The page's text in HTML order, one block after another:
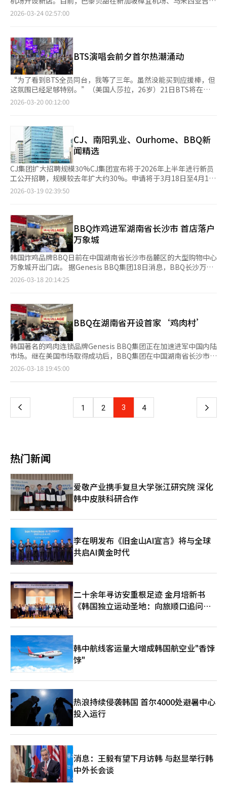
验。“送鸡肉接力”是自2022年以来BBQ的主要社会公益项目，
利用配备鸡肉烹饪设施的食品卡车“BB-Car”，直接送鸡肉给有
过此次活动向默默奉献的社会工作者和儿童传达支持的心意，并将
继续与社区共同开展公益活动。※ 本报道经人工智能（AI）系统翻
译与编辑。
（AI）系统翻译与编辑。
有望减少货运量流失到中国港口。业内认为，全球航运公司参与码
头运营是提升港口竞争力的重要因素。东远集团表示，通过与ONE
心的地位。 BBQ在成本和供应不稳定中加强‘家庭保护’Genesis
BBQ集团在成本上涨和供应不稳定的情况下，召开同行委员会以加
强与加盟商的合作。BBQ与加盟商讨论了应对餐饮业不确定性的策
略，特别是禽流感导致的肉鸡价格上涨和供应不稳定问题。公司计
划承担部分价格上涨成本以确保供应稳定。BBQ还分享了中东风险
导致的国际油价上涨可能带来的成本增加，并强调将尽量吸收这些
成本以减轻加盟商的负担。此外，BBQ还讨论了新菜单推出策略和
应用程序改进，以提高用户体验和销售。BBQ表示，随着外部环境
乐天健康食品成为KBO联赛官方赞助商，加强棒球迷营销乐天健康
食品与韩国棒球委员会(KBO)签署了2026年KBO联赛的官方赞助协
议。乐天健康食品计划在KBO的主要赛事中开展多种粉丝参与活
动，并推出印有KBO球队设计的产品包装。乐天健康食品还计划推
出粉丝商品，并与KBO合作进行社交媒体营销和现场促销活动。乐
天健康食品表示，通过与KBO联赛的合作，希望能与棒球迷更好地
沟通，并为他们带来更多观赛乐趣。 Ottogi Ham Tae-ho基金会
举办第30届奖学金颁发仪式，支持60名学生Ottogi Ham Tae-ho
至今已向1472名大学生提供了约96亿韩元的奖学金。基金会还支
持学术项目，并为食品领域研究者提供研究资金。Ottogi Ham
Tae-ho基金会表示，将继续通过奖学金和学术支持项目为未来人
才培养和学术发展做出贡献。 乐天利亚扩大翻新店铺，强化地
方‘收益与效率’战略乐天GRS宣布将乐天利亚的翻新战略扩展到
地方，以提高店铺的收益性。乐天利亚通过翻新首尔和其他地区的
店铺，成功提高了销售额，并计划继续在地方投资以培养区域性旗
市场中建立更强的品牌影响力。※ 本报道经人工智能（AI）系统翻
译与编辑。
坡国际机场、菲律宾尼诺伊·阿基诺国际机场等东南亚主要机场运
甜特佐国际机场店位于机场到达区，面积约227平方米，设有54个
座位，提供便捷的外带菜单。店内提供新鲜烘焙的面包、糕点、蛋
糕、甜点及咖啡、饮料和简餐，方便旅客在短时间内享用。巴黎贝
甜结合本地化战略和K-烘焙品牌竞争力，推出如“韩式辣味三明
治”、“辣味烤肉卷”、“辣味泡菜酥”等本地化菜单，反响良
好。同时，通过“迷你巧克力扭结”、“草莓酸奶奶油蛋糕”等受
欢迎产品提升品牌知名度。哈娜·李，巴黎贝甜AMEA（亚洲、中
东、非洲）总部负责人表示：“通过开设特佐国际机场店，我们很
增添舒适时刻。” 美国肉类出口协会与“外卖的民族”合作开
展“配送周”活动，523家店参与美国肉类出口协会宣布从23日起
至下月5日，与“外卖的民族”合作开展“2026配送周”。此次活
动结合了独自用餐和健康趋势，推出了便捷且营养均衡的菜单，包
括盖饭和沙拉等。活动中，1992盖饭&杂菜、盖盖饭、沙拉利亚、
慢卡利、猪肉法则等5个品牌的523家店参与，提供使用美国牛肉
和猪肉制作的多样化菜单。消费者在“外卖的民族”应用程序上订
购活动菜单可享受20%折扣，并可先到先得获得350ml雪碧。活动
充营养。朴俊日，美国肉类出口协会韩国分会长表示：“越来越多
的消费者通过外卖选择健康的蛋白质菜单，希望通过此次活动以合
理价格享用美国牛肉和猪肉制作的多样化菜单。” BBQ在哥伦比
亚开设首家店，进军南美市场BBQ宣布在哥伦比亚麦德林开设南美
首家店“BBQ普罗文萨店”，加速美洲大陆扩张战略。麦德林是哥
伦比亚的经济文化中心，BBQ南美1号店位于热门地区El Poblado
的普罗文萨入口附近，面积约300平方米，设有133个座位。BBQ
将该店作为“CDR（休闲餐厅）”模式运营，提供招牌黄金炸鸡、
的K-鸡肉竞争力。BBQ相关人士表示：“基于在北中美和加勒比
地区的经验，我们在哥伦比亚麦德林核心商圈开设了南美1号店，
计划扩展至墨西哥、巴西、阿根廷等地，提升美洲地区的K-鸡肉地
位。” Daesang集团“尊重”广告连续三年获奖Daesang集团宣
布其“尊重”广告片在第34届“消费者选择优秀广告奖”中获奖，
连续三年获此殊荣。“消费者选择优秀广告奖”由韩国广告主协会
和消费者团体协会共同主办，文化体育观光部赞助，消费者直接参
评价。广告片以家庭、朋友、邻居间的关系为主题，传达了尊重的
意义，获得了消费者的积极反响。鱼浩京，Daesang集团品牌传
播部部长表示：“在消费者直接评选的广告奖中连续三年获奖意义
2026-03-24 02:57:00
BTS演唱会前夕首尔热潮涌动
“为了看到BTS全员同台，我等了三年。虽然没能买到应援棒，但
这氛围已经足够特别。”（美国人莎拉，26岁）21日BTS将在首
尔光化门广场举行演唱会，城市已变成巨大的“K-POP节日场
KT光化门大楼外墙的大型屏幕上，BTS成员的面孔一出现，粉丝
们纷纷拿出相机拍照。来自德国的汉斯（31岁）表示：“虽然没能
买到演出票，但计划在演出当天通过大屏幕观看直播。”预计这场
时隔3年9个月的BTS完整体演出将吸引26万人。“旅游胜地”明
洞也被BTS的象征色紫色所覆盖。沿街的屏幕上不断播放着“欢迎
BTS和粉丝”的紫色背景文字。K-POP纪念品店挤满了购买BTS照
片卡和专辑的粉丝。零售业迎接BTS粉丝，时尚和美容行业推出折
扣活动零售业也在积极吸引“阿米”。新世界免税店在明洞店的K-
用紫色气球营造BTS演唱会氛围。据新世界免税店称，3月13日至
15日，韩流区的BTS商品销售额比前一周增长了190%，一些商品
如玩偶钥匙扣甚至售罄。新世界百货将在3月20日至下月12日期
间，在本店的四楼“遗产区”以预约制方式开设快闪店，销售BTS
新专辑和最近推出的官方应援棒。官方应援棒在HYBE的电商平台
Weverse Shop已售罄，二手市场价格飙升至原价的6倍，约30万
韩元。现代百货将在东大门现代奥特莱斯举办“K-POP回归节”，
销售BTS新专辑和其他K-POP商品。乐天百货也将在蚕室店的“动
GS25在光化门附近的店铺将部分商品的库存扩大至平时的300倍，
并增加了货架。CU将光化门附近店铺的主要商品库存扩大至平时
的100倍，并增加了人手。明洞和弘大等旅游商圈的店铺则以外国
人喜爱的商品为主。7-Eleven也在演出当天增加饮料和便餐等主
要商品的库存至平时的10倍，并在店铺前设置了临时货架。餐饮业
也积极参与“紫色营销”。SPC集团的“Coffee@Works”光化门
店为穿戴紫色时尚单品的顾客提供全菜单20%的折扣。Paul
Bassett在光化门附近的四家店铺限时销售紫色主题的薰衣草冰淇
绩增长的推动因素。外国游客的消费规模较大，且倾向于一次性购
买化妆品、时尚和食品等多种商品。代新证券研究员柳正贤分析
称：“随着来自世界各地的外国游客增加，对韩国经济的影响将不
2026-03-20 00:12:00
CJ、南阳乳业、Ourhome、BBQ新
闻精选
CJ集团扩大招聘规模30%CJ集团宣布将于2026年上半年进行新员
工公开招聘，规模较去年扩大约30%。申请将于3月18日至4月1日
通过CJ集团招聘网站接受。通过文件和测试的申请者将进行定制化
取未来创新人才。李在贤强调：“未来创新增长的核心是人才”，
并致力于为“做事者”提供成长机会。CJ集团计划在招聘过程中引
入先进的人工智能技术，以提高评估的客观性和公平性。此外，CJ
集团将通过说明会和YouTube频道“CJ Careers”加强与求职者的
互动。南阳乳业加速亚洲市场扩张南阳乳业宣布通过蛋白饮料和奶
粉的“双轨战略”加速亚洲市场扩张。在中亚和东亚市场，南阳乳
业专注于扩大便利店渠道，特别是在哈萨克斯坦和蒙古的市场布
局。在东南亚市场，南阳乳业以“K-奶粉”为主打，特别是在越南
示，将继续加强在亚洲市场的执行力。Ourhome参与‘BTS THE
CITY ARIRANG SEOUL’活动Ourhome作为‘BTS THE CITY
ARIRANG SEOUL’活动的F&B合作伙伴，将在仁川国际机场推出
相关主题空间和菜单。活动将于3月20日至4月19日举行，
Ourhome将在机场提供品牌体验，并推出特别套餐。Ourhome还
将在活动期间提供纪念品赠送活动。BBQ在中国长沙开设新店
Genesis BBQ集团宣布在中国湖南省长沙市开设‘BBQ村万象城
店’，以进军中国中部内陆市场。该店位于长沙市岳麓区，面积约
105平方米，设有40个座位，提供鸡肉及韩式融合菜品。BBQ计划
示，将继续扩大在长沙的市场布局。※ 本报道经人工智能（AI）系
统翻译与编辑。
2026-03-19 02:39:50
BBQ炸鸡进军湖南省长沙市 首店落户
万象城
韩国炸鸡品牌BBQ日前在中国湖南省长沙市岳麓区的大型购物中心
万象城开出门店。 据Genesis BBQ集团18日消息，BBQ长沙万象
城店面积105平方米，可容纳40座，提供黄金橄榄炸鸡、海鲜面片
多消费能力强，是长沙市的核心商圈之一。
2026-03-18 20:14:25
BBQ在湖南省开设首家‘鸡肉村’
韩国著名的鸡肉连锁品牌Genesis BBQ集团正在加速进军中国内陆
市场。继在美国市场取得成功后，BBQ集团在中国湖南省长沙市岳
麓区的‘万象城’开设了首家‘BBQ村’。这不仅是一个简单的鸡
代的消费者。岳麓万象城店面积约32坪（40个座位），采用‘高
谷’，聚集了湖南大学等多所高校和高科技企业。BBQ相关负责人
表示：“这里是年轻人聚集的核心商圈，我们将通过时尚的装修和
糕等韩式融合菜。BBQ在中国内陆的扩张是其全球战略的一部分。
目前，BBQ已在美国29个州开设门店，并在南美和东南亚市场取
得成功。Genesis BBQ董事长尹洪根表示，他的目标是通过在全球
开设5万家门店，成为全球领先的食品企业。此次进入湖南省是实
现这一目标的重要一步。※ 本报道经人工智能（AI）系统翻译与编
辑。
2026-03-18 19:45:00
上
页
1 2 3 4 下
热门新闻
爱敬产业携手复旦大学张江研究院 深化
韩中皮肤科研合作
李在明发布《旧金山AI宣言》将与全球
共启AI黄金时代
二十余年寻访安重根足迹 金月培新书
《韩国独立运动圣地：向旅顺口追问历
韩中航线客运量大增成韩国航空业"香饽
饽"
热浪持续侵袭韩国 首尔4000处避暑中心
投入运行
消息：王毅有望下月访韩 与赵显举行韩
中外长会谈